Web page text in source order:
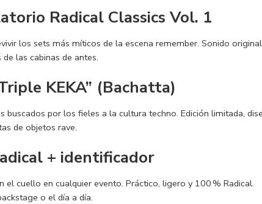
Radical Classics Vol. 1
los sets más míticos de la escena remember. Sonido
las cabinas de antes.
KEKA” (Bachatta)
buscados por los fieles a la cultura techno. Edición limitada,
de objetos rave.
+ identificador
el cuello en cualquier evento. Práctico, ligero y 100 % Radical.
o el día a día.